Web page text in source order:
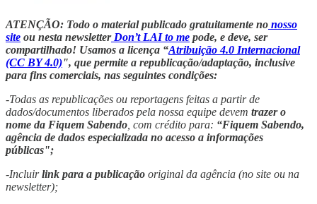
ATENÇÃO: Todo o material publicado gratuitamente no nosso
site ou nesta newsletterDon’t LAI to me pode, e deve, ser
compartilhado! Usamos a licença “Atribuição 4.0 Internacional
(CC BY 4.0)", que permite a republicação/adaptação, inclusive
para fins comerciais, nas seguintes condições:
-Todas as republicações ou reportagens feitas a partir de
dados/documentos liberados pela nossa equipe devem trazer o
nome da Fiquem Sabendo , com crédito para: “Fiquem Sabendo,
agência de dados especializada no acesso a informações
públicas";
-Incluirlink para a publicação original da agência (no site ou na
newsletter);